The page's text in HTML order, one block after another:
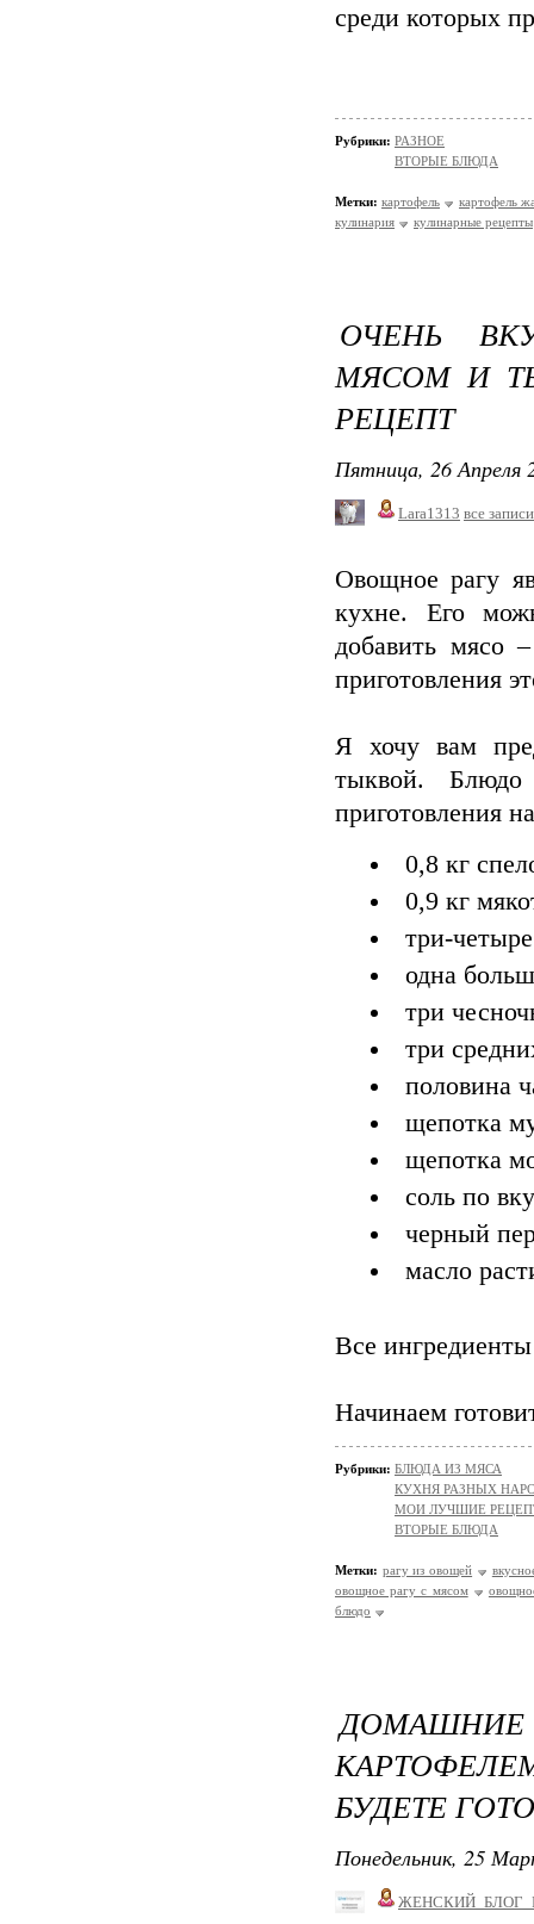
среди которых
Рубрики: РАЗНОЕ
ВТОРЫЕ БЛЮДА
Метки: картофель
картофель
кулинария
кулинарные рецепты
ОЧЕНЬ
МЯСОМ И
РЕЦЕПТ
Пятница, 26 Апреля
Lara1313 все
Овощное рагу
кухне. Его
добавить мясо
приготовления
Я хочу вам
тыквой.
приготовления
0,8 кг
0,9 кг
три-
одна
три
три
половина
щепотка
щепотка
соль по
черный
масло
Все
Начинаем
Рубрики: БЛЮДА ИЗ МЯСА
КУХНЯ РАЗНЫХ
МОИ ЛУЧШИЕ
ВТОРЫЕ БЛЮДА
Метки: рагу из овощей
овощное рагу с мясом
блюдо
ДОМАШНИЕ
БУДЕТЕ
Понедельник, 25